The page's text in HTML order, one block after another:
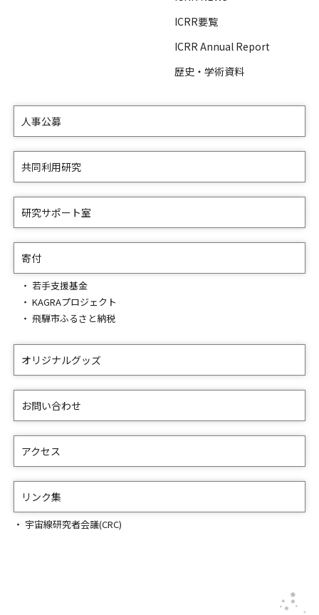
ICRR要覧
ICRR Annual Report
歴史・学術資料
人事公募
共同利用研究
研究サポート室
寄付
若手支援基金
KAGRAプロジェクト
飛騨市ふるさと納税
オリジナルグッズ
お問い合わせ
アクセス
リンク集
宇宙線研究者会議(CRC)